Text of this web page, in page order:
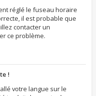
réglé le fuseau horaire
il est probable que
contacter un
ce problème.
!
votre langue sur le